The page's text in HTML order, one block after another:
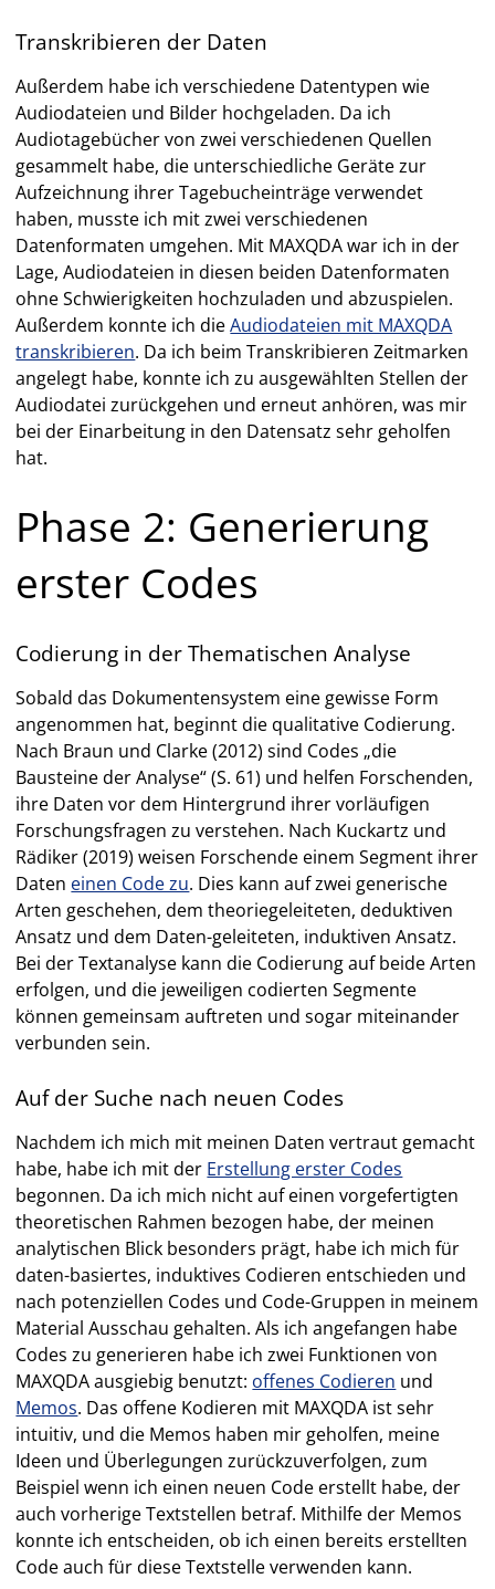
Transkribieren der Daten
Außerdem habe ich verschiedene Datentypen wie
Audiodateien und Bilder hochgeladen. Da ich
Audiotagebücher von zwei verschiedenen Quellen
gesammelt habe, die unterschiedliche Geräte zur
Aufzeichnung ihrer Tagebucheinträge verwendet
haben, musste ich mit zwei verschiedenen
Datenformaten umgehen. Mit MAXQDA war ich in der
Lage, Audiodateien in diesen beiden Datenformaten
ohne Schwierigkeiten hochzuladen und abzuspielen.
Außerdem konnte ich dieAudiodateien mit MAXQDA
transkribieren. Da ich beim Transkribieren Zeitmarken
angelegt habe, konnte ich zu ausgewählten Stellen der
Audiodatei zurückgehen und erneut anhören, was mir
bei der Einarbeitung in den Datensatz sehr geholfen
hat.
Phase 2: Generierung
erster Codes
Codierung in der Thematischen Analyse
Sobald das Dokumentensystem eine gewisse Form
angenommen hat, beginnt die qualitative Codierung.
Nach Braun und Clarke (2012) sind Codes „die
Bausteine der Analyse“ (S. 61) und helfen Forschenden,
ihre Daten vor dem Hintergrund ihrer vorläufigen
Forschungsfragen zu verstehen. Nach Kuckartz und
Rädiker (2019) weisen Forschende einem Segment ihrer
Daten einen Code zu. Dies kann auf zwei generische
Arten geschehen, dem theoriegeleiteten, deduktiven
Ansatz und dem Daten-geleiteten, induktiven Ansatz.
Bei der Textanalyse kann die Codierung auf beide Arten
erfolgen, und die jeweiligen codierten Segmente
können gemeinsam auftreten und sogar miteinander
verbunden sein.
Auf der Suche nach neuen Codes
Nachdem ich mich mit meinen Daten vertraut gemacht
habe, habe ich mit der Erstellung erster Codes
begonnen. Da ich mich nicht auf einen vorgefertigten
theoretischen Rahmen bezogen habe, der meinen
analytischen Blick besonders prägt, habe ich mich für
daten-basiertes, induktives Codieren entschieden und
nach potenziellen Codes und Code-Gruppen in meinem
Material Ausschau gehalten. Als ich angefangen habe
Codes zu generieren habe ich zwei Funktionen von
MAXQDA ausgiebig benutzt: offenes Codieren und
Memos. Das offene Kodieren mit MAXQDA ist sehr
intuitiv, und die Memos haben mir geholfen, meine
Ideen und Überlegungen zurückzuverfolgen, zum
Beispiel wenn ich einen neuen Code erstellt habe, der
auch vorherige Textstellen betraf. Mithilfe der Memos
konnte ich entscheiden, ob ich einen bereits erstellten
Code auch für diese Textstelle verwenden kann.